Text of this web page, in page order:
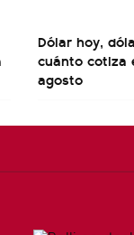
Dólar hoy,
cuánto cotiza
agosto